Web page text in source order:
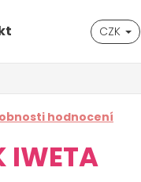
CZK
hodnocení
IWETA